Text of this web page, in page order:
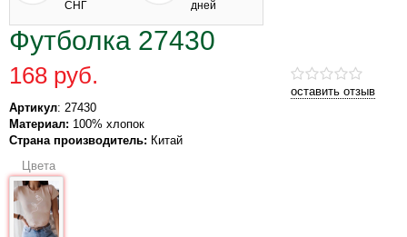
СНГ
дней
Футболка 27430
оставить отзыв
168 руб.
Артикул: 27430
Материал: 100% хлопок
Страна производитель: Китай
Цвета